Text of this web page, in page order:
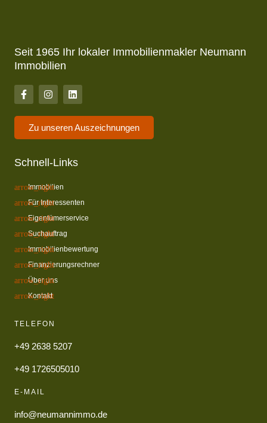
Seit 1965 Ihr lokaler Immobilienmakler Neumann
Immobilien
Zu unseren Auszeichnungen
Schnell-Links
Immobilien
Für Interessenten
Eigentümerservice
Suchauftrag
Immobilienbewertung
Finanzierungsrechner
Über uns
Kontakt
TELEFON
+49 2638 5207
+49 1726505010
E-MAIL
info@neumannimmo.de